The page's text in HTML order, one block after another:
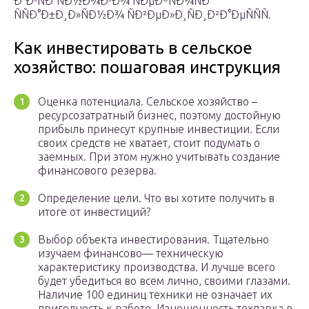
ÑÑÐ°Ð±Ð¸Ð»ÑÐ½Ð¾ ÑÐ²ÐµÐ»Ð¸ÑÐ¸Ð²Ð°ÐµÑÑÑ.
Как инвестировать в сельское
хозяйство: пошаговая инструкция
Оценка потенциала. Сельское хозяйство –
ресурсозатратный бизнес, поэтому достойную
прибыль принесут крупные инвестиции. Если
своих средств не хватает, стоит подумать о
заемных. При этом нужно учитывать создание
финансового резерва.
Определение цели. Что вы хотите получить в
итоге от инвестиций?
Выбор объекта инвестирования. Тщательно
изучаем финансово— техническую
характеристику производства. И лучше всего
будет убедиться во всем лично, своими глазами.
Наличие 100 единиц техники не означает их